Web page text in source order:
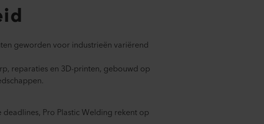
geworden voor industrieën variërend
reparaties en 3D-printen, gebouwd op
Pro Plastic Welding rekent op